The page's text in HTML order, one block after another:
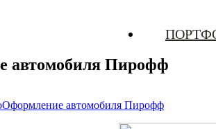
автомобиля Пирофф
Оформление автомобиля Пирофф